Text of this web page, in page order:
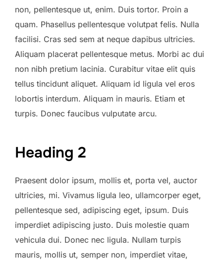
non, pellentesque ut, enim. Duis tortor. Proin a
quam. Phasellus pellentesque volutpat felis. Nulla
facilisi. Cras sed sem at neque dapibus ultricies.
Aliquam placerat pellentesque metus. Morbi ac dui
non nibh pretium lacinia. Curabitur vitae elit quis
tellus tincidunt aliquet. Aliquam id ligula vel eros
lobortis interdum. Aliquam in mauris. Etiam et
turpis. Donec faucibus vulputate arcu.
Heading 2
Praesent dolor ipsum, mollis et, porta vel, auctor
ultricies, mi. Vivamus ligula leo, ullamcorper eget,
pellentesque sed, adipiscing eget, ipsum. Duis
imperdiet adipiscing justo. Duis molestie quam
vehicula dui. Donec nec ligula. Nullam turpis
mauris, mollis ut, semper non, imperdiet vitae,